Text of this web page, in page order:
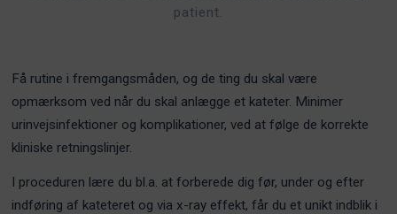
patient.
Få rutine i fremgangsmåden, og de ting du skal være
opmærksom ved når du skal anlægge et kateter. Minimer
urinvejsinfektioner og komplikationer, ved at følge de korrekte
kliniske retningslinjer.
I proceduren lære du bl.a. at forberede dig før, under og efter
indføring af kateteret og via x-ray effekt, får du et unikt indblik i